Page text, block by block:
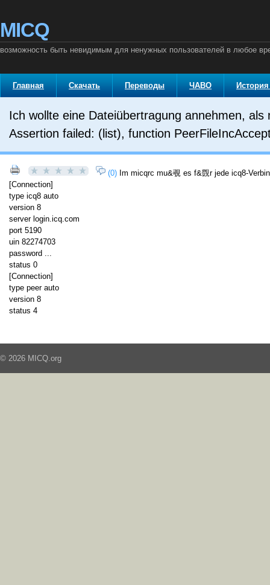
MICQ
возможность быть невидимым для ненужных пользователей в любое
Главная Скачать Переводы ЧАВО
Ich wollte eine Dateiübertragung annehmen,
Assertion failed: (list), function
(0) Im micqrc mu&覗 es f&覴r jede icq8-
[Connection]
type icq8 auto
version 8
server login.icq.com
port 5190
uin 82274703
password ...
status 0
[Connection]
type peer auto
version 8
status 4
© 2026 MICQ.org